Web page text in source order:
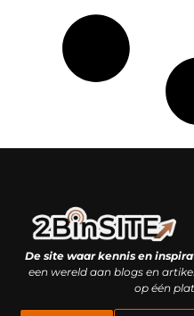
De site waar kennis en
een wereld aan blogs en
op één